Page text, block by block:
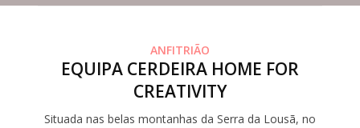
ANFITRIÃO
EQUIPA CERDEIRA HOME FOR
CREATIVITY
Situada nas belas montanhas da Serra da Lousã, no